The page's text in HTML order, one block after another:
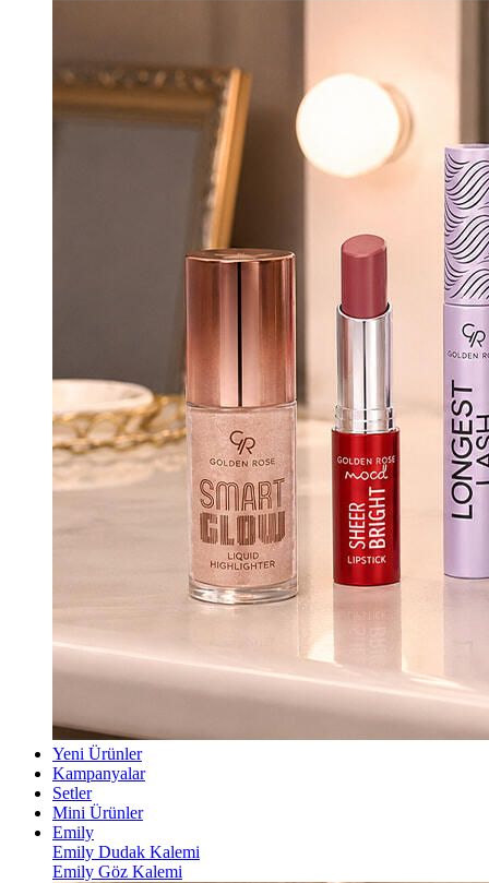
Yeni Ürünler
Kampanyalar
Setler
Mini Ürünler
Emily
Emily Dudak Kalemi
Emily Göz Kalemi